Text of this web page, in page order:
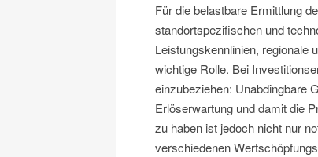
Für die belastbare Ermittlung
standortspezifischen und
Leistungskennlinien, regionale
wichtige Rolle. Bei
einzubeziehen: Unabdingbare
Erlöserwartung und damit die
zu haben ist jedoch nicht nur
verschiedenen